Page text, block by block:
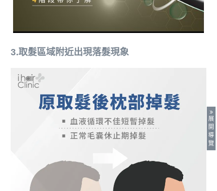
3.取髮區域附近出現落髮現象
展
開
導
覽